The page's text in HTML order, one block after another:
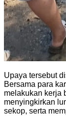
Upaya tersebut
Bersama para
melakukan kerja
menyingkirkan
sekop, serta